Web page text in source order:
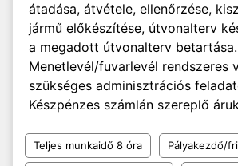
átadása, átvétele, ellenőrzése,
jármű előkészítése, útvonalterv
a megadott útvonalterv betartása.
Menetlevél/fuvarlevél rendszeres
szükséges adminisztrációs
Készpénzes számlán szereplő
Teljes munkaidő 8 óra Pályakezdő/